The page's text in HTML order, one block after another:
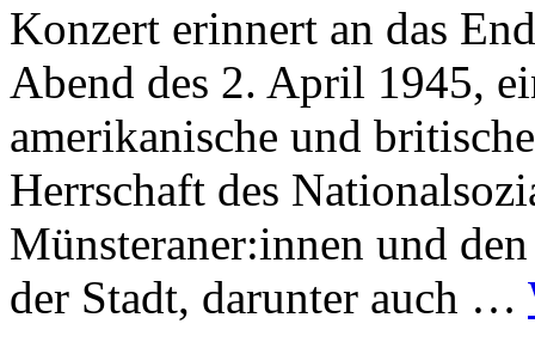
Konzert erinnert an das
Abend des 2. April 1945,
amerikanische und
Herrschaft des
Münsteraner:innen und
der Stadt, darunter auch …